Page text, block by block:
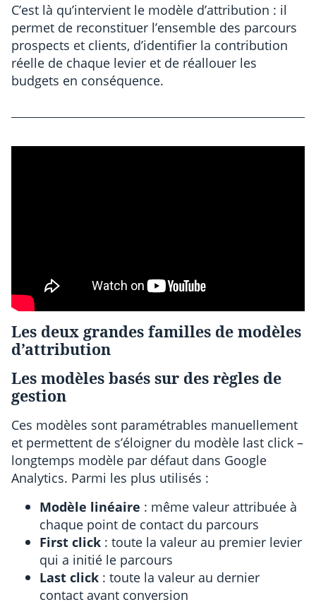
C’est là qu’intervient le modèle d’attribution : il
permet de reconstituer l’ensemble des parcours
prospects et clients, d’identifier la contribution
réelle de chaque levier et de réallouer les
budgets en conséquence.
Les deux grandes familles de modèles
d’attribution
Les modèles basés sur des règles de
gestion
Ces modèles sont paramétrables manuellement
et permettent de s’éloigner du modèle last click –
longtemps modèle par défaut dans Google
Analytics. Parmi les plus utilisés :
Modèle linéaire : même valeur attribuée à
chaque point de contact du parcours
First click : toute la valeur au premier levier
qui a initié le parcours
Last click : toute la valeur au dernier
contact avant conversion